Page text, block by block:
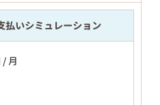
いシミュレーション
/ 月